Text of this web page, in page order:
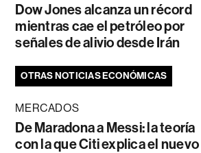
Dow Jones alcanza un récord
mientras cae el petróleo por
señales de alivio desde Irán
OTRAS NOTICIAS ECONÓMICAS
MERCADOS
De Maradona a Messi: la teoría
con la que Citi explica el nuevo